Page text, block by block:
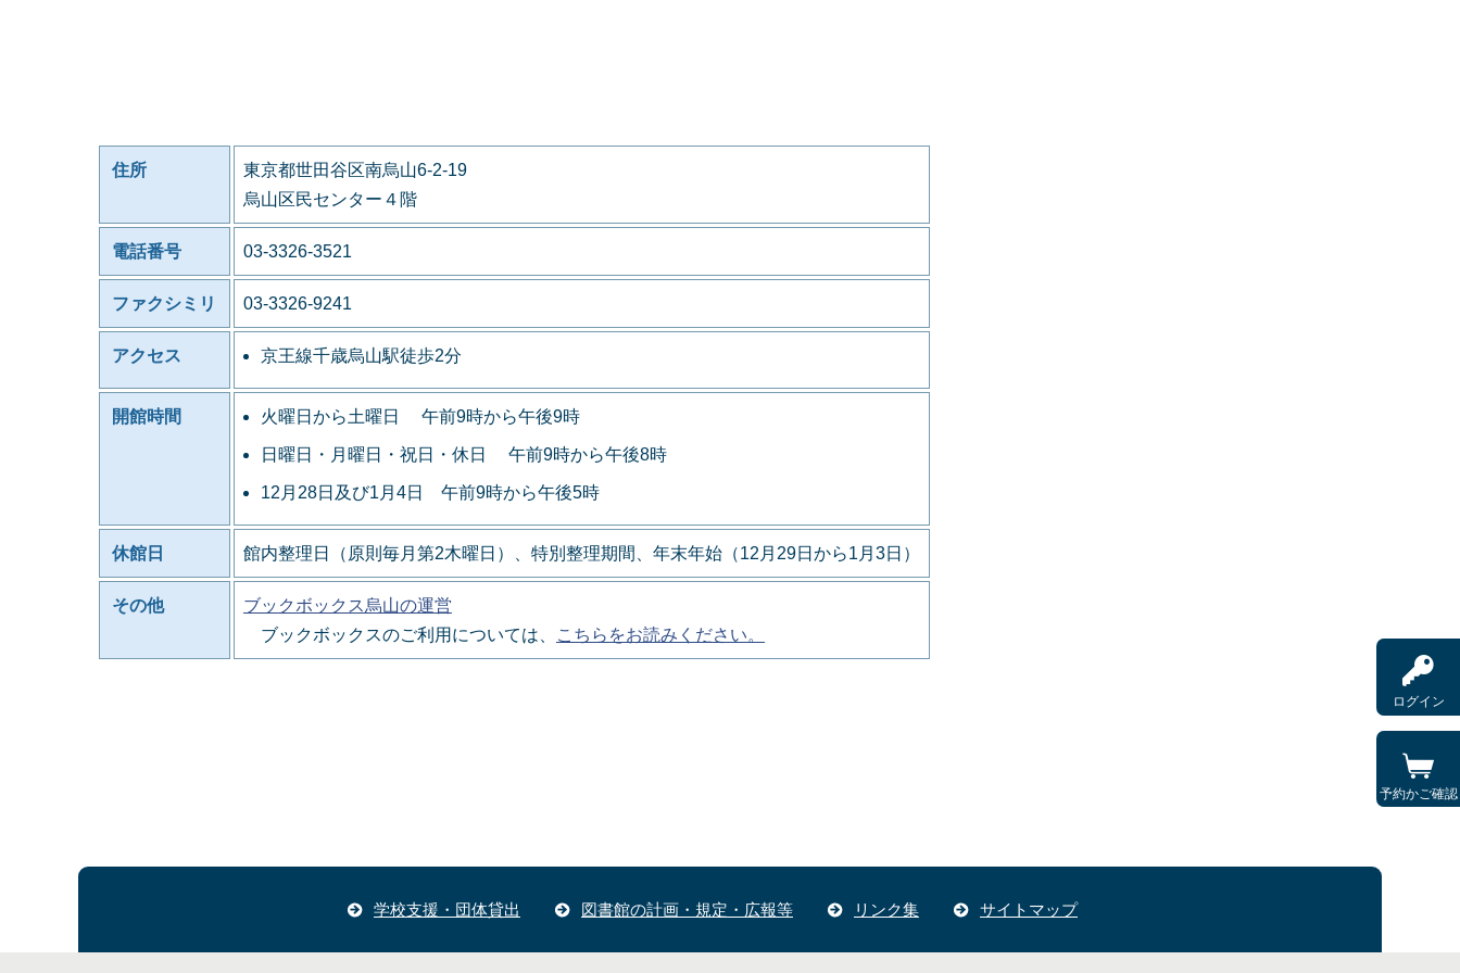
ログイン
予約かご確認
住所
東京都世田谷区南烏山6-2-19
烏山区民センター４階
電話番号 03-3326-3521
ファクシミリ 03-3326-9241
アクセス 京王線千歳烏山駅徒歩2分
開館時間 火曜日から土曜日 午前9時から午後9時
日曜日・月曜日・祝日・休日 午前9時から午後8時
12月28日及び1月4日 午前9時から午後5時
休館日 館内整理日（原則毎月第2木曜日）、特別整理期間、年末年始（12月29日から1月3日）
その他
ブックボックス烏山の運営
ブックボックスのご利用については、
こちらをお読みください。
学校支援・団体貸出 図書館の計画・規定・広報等 リンク集 サイトマップ